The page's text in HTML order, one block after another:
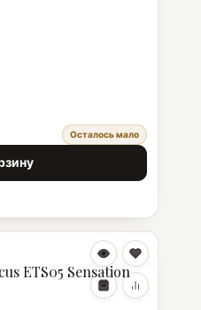
Осталось мало
ETS05 Sensation